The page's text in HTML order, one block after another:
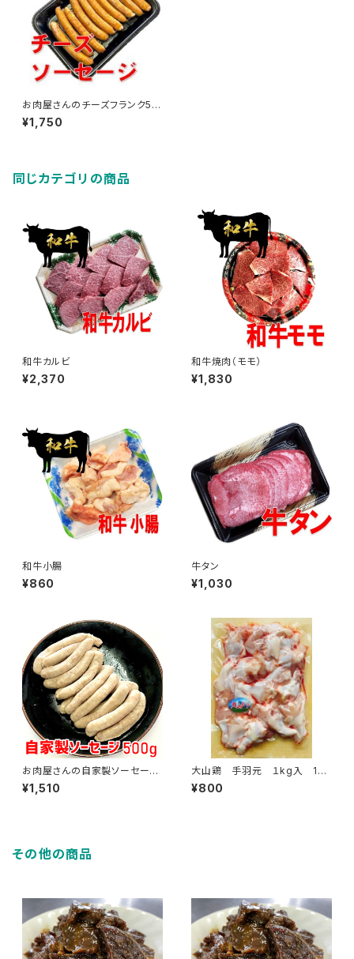
お肉屋さんのチーズフランク50
0g
¥1,750
同じカテゴリの商品
和牛カルビ
¥2,370
和牛焼肉（モモ）
¥1,830
和牛小腸
¥860
牛タン
¥1,030
お肉屋さんの自家製ソーセージ
500g
¥1,510
大山鶏 手羽元 １kg入 1
袋 約17本～19本入
¥800
その他の商品